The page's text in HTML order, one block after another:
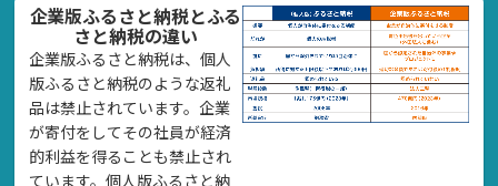
企業版ふるさと納税とふる
さと納税の違い
企業版ふるさと納税は、個人
版ふるさと納税のような返礼
品は禁止されています。企業
が寄付をしてその社員が経済
的利益を得ることも禁止され
ています。個人版ふるさと納